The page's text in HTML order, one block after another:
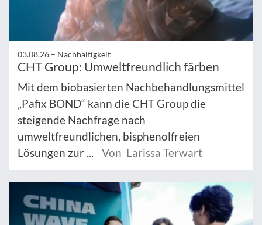
03.08.26 – Nachhaltigkeit
CHT Group: Umweltfreundlich färben
Mit dem biobasierten Nachbehandlungsmittel
„Pafix BOND“ kann die CHT Group die
steigende Nachfrage nach
umweltfreundlichen, bisphenolfreien
Lösungen zur ...
Von Larissa Terwart